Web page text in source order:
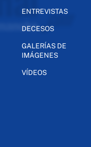
ENTREVISTAS
DECESOS
GALERÍAS DE
IMÁGENES
VÍDEOS